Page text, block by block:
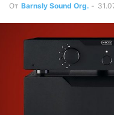
От Barnsly Sound Org. -